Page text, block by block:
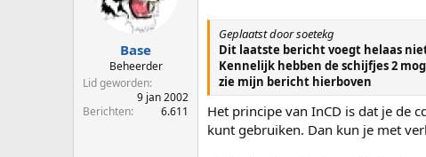
Base
Beheerder
Lid geworden
9 jan 2002
Berichten
6.611
Geplaatst door soetekg
Dit laatste bericht voegt helaas
Kennelijk hebben de schijfjes 2
zie mijn bericht hierboven
Het principe van InCD is dat je de
kunt gebruiken. Dan kun je met